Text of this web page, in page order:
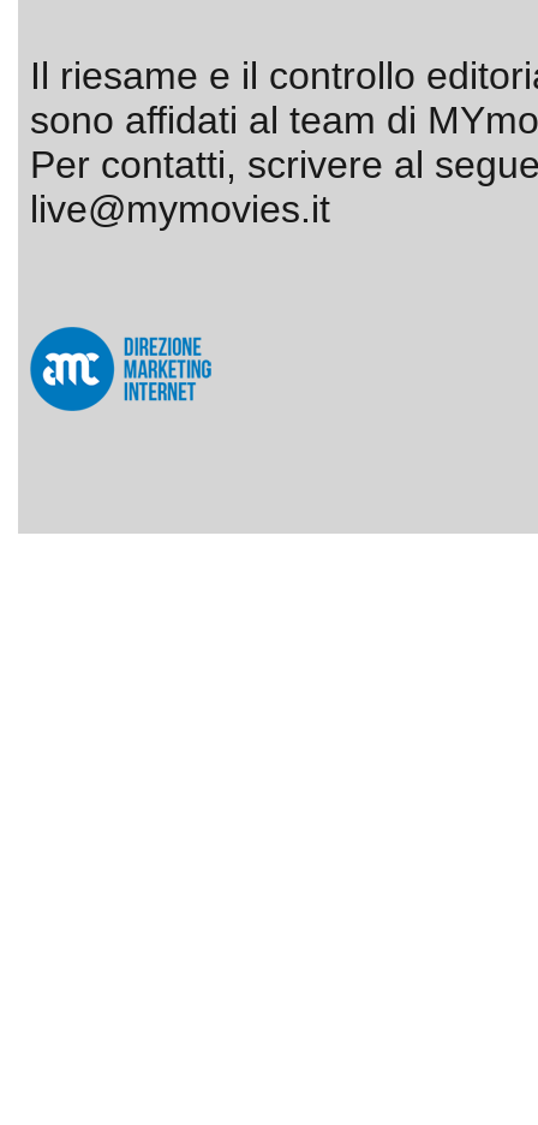
Il riesame e il controllo
sono affidati al team di
Per contatti, scrivere al
live@mymovies.it